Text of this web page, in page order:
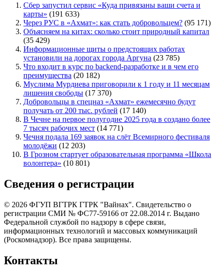
Сбер запустил сервис «Куда привязаны ваши счета и
карты» (191 633)
Через РУС в «Ахмат»: как стать добровольцем? (95 171)
Объясняем на китах: сколько стоит природный капитал
(35 429)
Информационные щиты о предстоящих работах
установили на дорогах города Аргуна (23 785)
Что входит в курс по backend-разработке и в чем его
преимущества (20 182)
Муслима Мурдиева приговорили к 1 году и 11 месяцам
лишения свободы (17 370)
Добровольцы в спецназ «Ахмат» ежемесячно будут
получать от 200 тыс. рублей (17 140)
В Чечне на первое полугодие 2025 года в создано более
7 тысяч рабочих мест (14 771)
Чечня подала 169 заявок на слёт Всемирного фестиваля
молодёжи (12 203)
В Грозном стартует образовательная программа «Школа
волонтера» (10 801)
Сведения о регистрации
© 2026 ФГУП ВГТРК ГТРК "Вайнах". Свидетельство о
регистрации СМИ № ФС77-59166 от 22.08.2014 г. Выдано
Федеральной службой по надзору в сфере связи,
информационных технологий и массовых коммуникаций
(Роскомнадзор). Все права защищены.
Контакты